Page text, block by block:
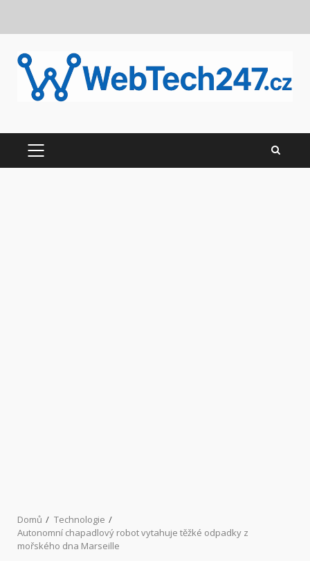
Domů
Technologie
Autonomní chapadlový robot vytahuje těžké odpadky z
mořského dna Marseille